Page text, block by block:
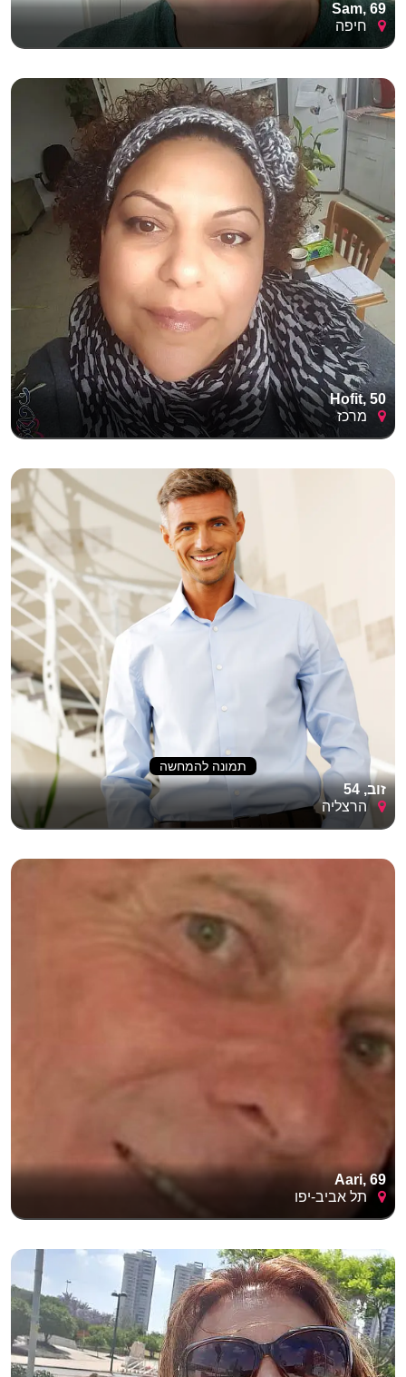
Sam, 69
חיפה
Hofit, 50
מרכז
תמונה להמחשה
זוב, 54
הרצליה
Aari, 69
תל אביב-יפו